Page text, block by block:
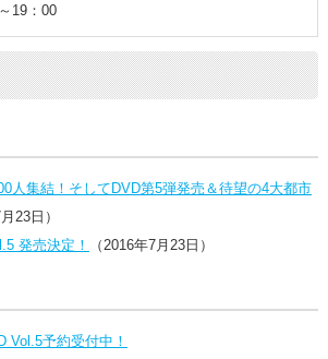
19：00
人集結！そしてDVD第5弾発売＆待望の4大都市
23日）
発売決定！
（2016年7月23日）
Vol.5予約受付中！